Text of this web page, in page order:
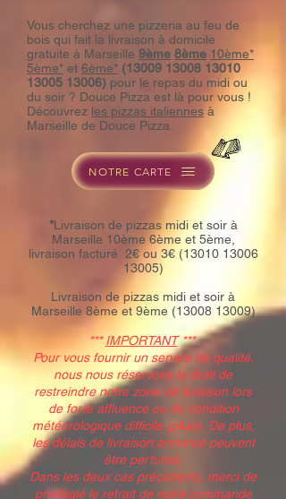
Vous cherchez une pizzeria au feu de
bois qui fait la livraison à domicile
gratuite à Marseille 9ème 8ème 10ème*
5ème* et 6ème* (13009 13008 13010
13005 13006) pour le repas du midi ou
du soir ? Douce Pizza est là pour vous !
Découvrez les pizzas italiennes à
Marseille de Douce Pizza.
NOTRE CARTE
*Livraison de pizzas midi et soir à
Marseille 10ème 6ème et 5ème,
livraison facturé 2€ ou 3€ (13010 13006
13005)
Livraison de pizzas midi et soir à
Marseille 8ème et 9ème (13008 13009)
***IMPORTANT***
Pour vous fournir un service de qualité,
nous nous réservons le droit de
restreindre notre zone de livraison lors
de forte affluence ou de condition
météorologique difficile (pluie). De plus,
les délais de livraison annoncé peuvent
être perturbé.
Dans les deux cas précédents, merci de
privilégié le retrait de votre commande